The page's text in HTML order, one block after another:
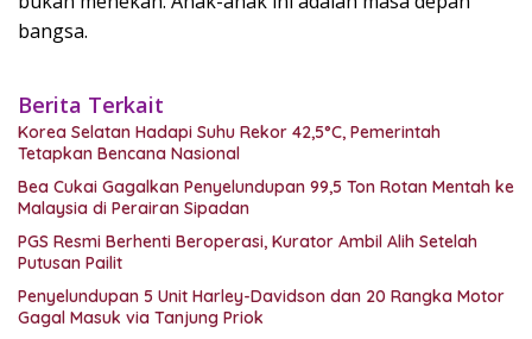
bangsa.
Berita Terkait
Korea Selatan Hadapi Suhu Rekor 42,5°C, Pemerintah
Tetapkan Bencana Nasional
Bea Cukai Gagalkan Penyelundupan 99,5 Ton Rotan Mentah ke
Malaysia di Perairan Sipadan
PGS Resmi Berhenti Beroperasi, Kurator Ambil Alih Setelah
Putusan Pailit
Penyelundupan 5 Unit Harley-Davidson dan 20 Rangka Motor
Gagal Masuk via Tanjung Priok